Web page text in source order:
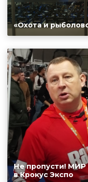
«Охота и
Не пропусти!
в Крокус Экспо